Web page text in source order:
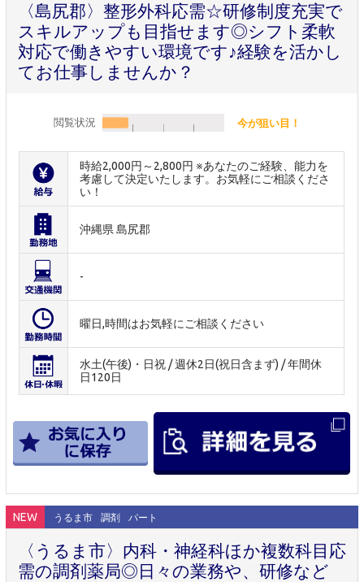
〈島尻郡〉整形外科応需☆研修制度充実で
スキルアップも目指せます◎シフト柔軟
対応で働きやすい環境です♪経験を活かし
てお仕事しませんか？
閲覧状況 今が狙い目！
時給2,000円～2,800円 ※あなたのご経験、能力を
考慮して決定いたします。お気軽にご相談くださ
い！
沖縄県 島尻郡
-
曜日,時間はお気軽にご相談ください
水土(午後)・日祝 / 週休2日(祝日含まず) / 年間休
日120日
NEW うるま市 調剤 パート
〈うるま市〉内科・神経科ほか複数科目応
需の調剤薬局◎日々の業務や、研修など